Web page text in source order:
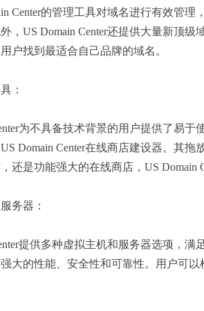
Center的管理工具对域名进行有效管
，US Domain Center还提供大量新顶
户找到最适合自己品牌的域名。
：
为不具备技术背景的用户提供了易于
Domain Center在线商店建设器。其
还是功能强大的在线商店，US Domain
务器：
提供多种虚拟主机和服务器选项，
大的性能、安全性和可靠性。用户可